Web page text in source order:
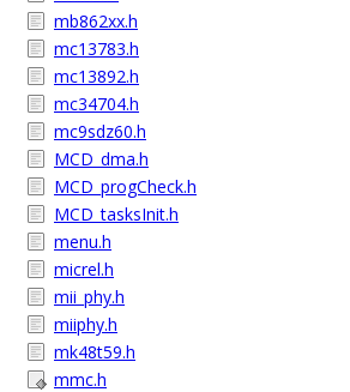
mb862xx.h
mc13783.h
mc13892.h
mc34704.h
mc9sdz60.h
MCD_dma.h
MCD_progCheck.h
MCD_tasksInit.h
menu.h
micrel.h
mii_phy.h
miiphy.h
mk48t59.h
mmc.h